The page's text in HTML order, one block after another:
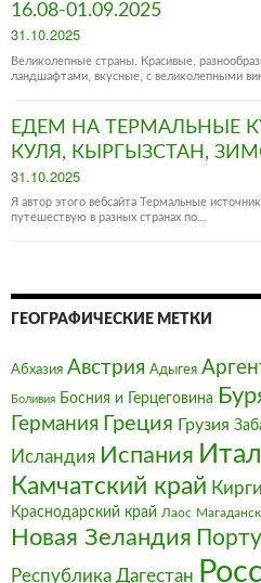
16.08-01.09.2025
Posted
on
31.10.2025
Великолепные страны. Красивые,
ландшафтами, вкусные, с великолепными
ЕДЕМ НА ТЕРМАЛЬНЫЕ
КУЛЯ, КЫРГЫЗСТАН,
Posted
on
31.10.2025
Я автор этого вебсайта Термальные
путешествую в разных странах по…
ГЕОГРАФИЧЕСКИЕ МЕТКИ
Абхазия Австрия‎ Адыгея
Боливия Босния и Герцеговина
Германия Греция Грузия
Исландия Испания
Камчатский край
Краснодарский край Лаос
Новая Зеландия
Республика Дагестан